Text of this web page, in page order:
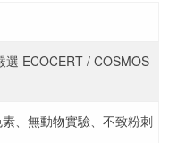
選 ECOCERT / COSMOS
、無動物實驗、不致粉刺